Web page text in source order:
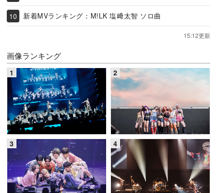
新着MVランキング：M!LK 塩﨑太智 ソロ曲
15:12更新
画像ランキング